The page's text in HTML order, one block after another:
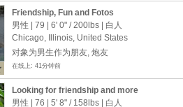
Friendship, Fun and Fotos
男性 | 79 | 6' 0" /200lbs | 白人
Chicago, Illinois, United States
对象为男生作为朋友, 炮友
在线上: 41分钟前
Looking for friendship and more
男性 | 76 | 5' 8" / 158lbs | 白人